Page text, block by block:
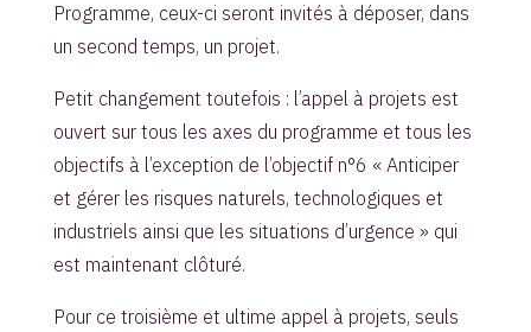
Programme, ceux-ci seront invités à déposer, dans
un second temps, un projet.
Petit changement toutefois : l’appel à projets est
ouvert sur tous les axes du programme et tous les
objectifs à l’exception de l’objectif n°6 « Anticiper
et gérer les risques naturels, technologiques et
industriels ainsi que les situations d’urgence » qui
est maintenant clôturé.
Pour ce troisième et ultime appel à projets, seuls